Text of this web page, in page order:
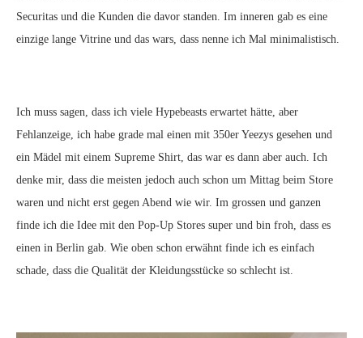
Securitas und die Kunden die davor standen. Im inneren gab es eine
einzige lange Vitrine und das wars, dass nenne ich Mal minimalistisch.
Ich muss sagen, dass ich viele Hypebeasts erwartet hätte, aber
Fehlanzeige, ich habe grade mal einen mit 350er Yeezys gesehen und
ein Mädel mit einem Supreme Shirt, das war es dann aber auch. Ich
denke mir, dass die meisten jedoch auch schon um Mittag beim Store
waren und nicht erst gegen Abend wie wir. Im grossen und ganzen
finde ich die Idee mit den Pop-Up Stores super und bin froh, dass es
einen in Berlin gab. Wie oben schon erwähnt finde ich es einfach
schade, dass die Qualität der Kleidungsstücke so schlecht ist.